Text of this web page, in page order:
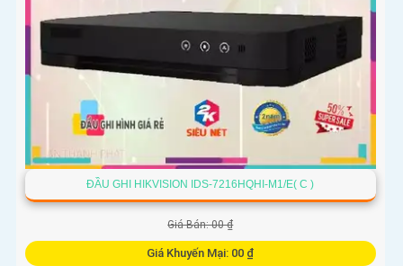
ĐẦU GHI HIKVISION IDS-7216HQHI-M1/E( C )
Giá Bán: 00 ₫
Giá Khuyến Mại: 00 ₫